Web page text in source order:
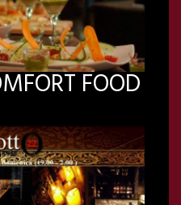
FOOD